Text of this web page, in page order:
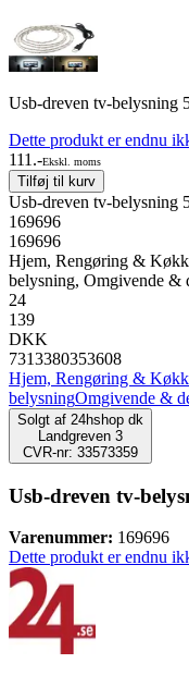
Usb-dreven tv-belysning
Dette produkt er endnu
111.-Ekskl. moms
Tilføj til kurv
Usb-dreven tv-belysning
169696
169696
Hjem, Rengøring &
belysning, Omgivende &
24
139
DKK
7313380353608
Hjem, Rengøring &
belysningOmgivende &
Solgt af 24hshop dk
Landgreven 3
CVR-nr: 33573359
Usb-dreven tv-
Varenummer: 169696
Dette produkt er endnu